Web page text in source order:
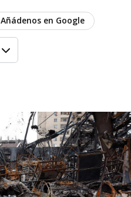
Añádenos en Google